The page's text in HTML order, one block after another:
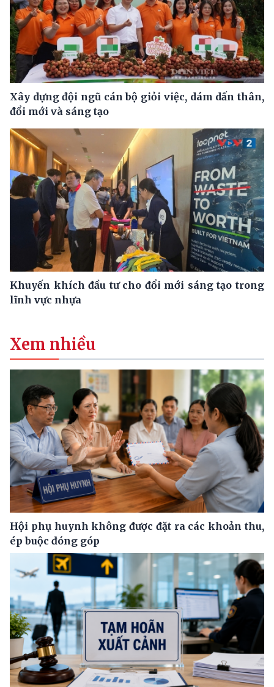
Xây dựng đội ngũ cán bộ giỏi việc, dám dấn thân,
đổi mới và sáng tạo
Khuyến khích đầu tư cho đổi mới sáng tạo trong
lĩnh vực nhựa
Xem nhiều
Hội phụ huynh không được đặt ra các khoản thu,
ép buộc đóng góp